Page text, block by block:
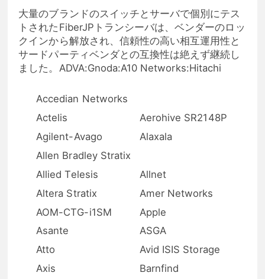
大量のブランドのスイッチとサーバで個別にテス
トされたFiberJPトランシーバは、ベンダーのロッ
クインから解放され、信頼性の高い相互運用性と
サードパーティベンダとの互換性は絶えず継続し
ました。ADVA:Gnoda:A10 Networks:Hitachi
Accedian Networks
Actelis
Aerohive SR2148P
Agilent-Avago
Alaxala
Allen Bradley Stratix
Allied Telesis
Allnet
Altera Stratix
Amer Networks
AOM-CTG-i1SM
Apple
Asante
ASGA
Atto
Avid ISIS Storage
Axis
Barnfind